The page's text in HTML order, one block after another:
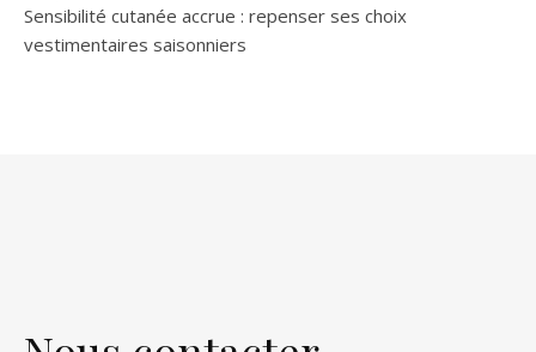
Sensibilité cutanée accrue : repenser ses choix
vestimentaires saisonniers